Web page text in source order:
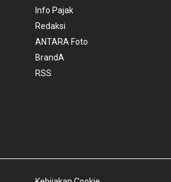
Info Pajak
Redaksi
ANTARA Foto
BrandA
RSS